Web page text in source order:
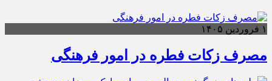
۱ فروردین ۱۴۰۵
مصرف زکات فطره در امور فرهنگی